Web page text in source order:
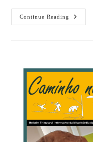
Continue Reading